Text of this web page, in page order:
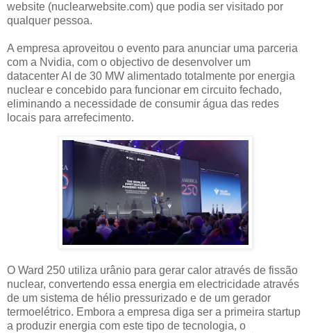
website (nuclearwebsite.com) que podia ser visitado por
qualquer pessoa.
A empresa aproveitou o evento para anunciar uma parceria
com a Nvidia, com o objectivo de desenvolver um
datacenter AI de 30 MW alimentado totalmente por energia
nuclear e concebido para funcionar em circuito fechado,
eliminando a necessidade de consumir água das redes
locais para arrefecimento.
O Ward 250 utiliza urânio para gerar calor através de fissão
nuclear, convertendo essa energia em electricidade através
de um sistema de hélio pressurizado e de um gerador
termoelétrico. Embora a empresa diga ser a primeira startup
a produzir energia com este tipo de tecnologia, o